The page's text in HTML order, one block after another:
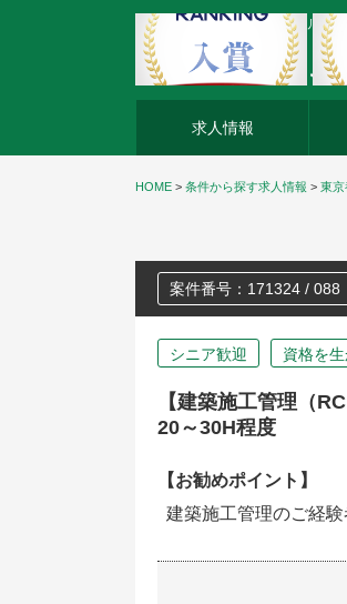
外資系企業の転職・キャリア転
求人情報
HOME > 条件から探す求人情報 > 東京
案件番号：171324 / 088
シニア歓迎 資格を
【建築施工管理（
20～30H程度
【お勧めポイント】
建築施工管理のご経